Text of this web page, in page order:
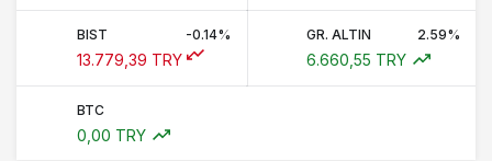
BIST -0.14%
13.779,39 TRY
GR. ALTIN 2.59%
6.660,55 TRY
BTC
0,00 TRY